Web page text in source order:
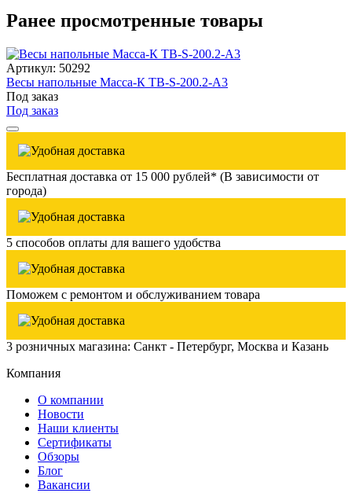
Ранее просмотренные товары
Артикул: 50292
Весы напольные Масса-К TB-S-200.2-A3
Под заказ
Под заказ
Бесплатная доставка от 15 000 рублей* (В зависимости от
города)
5 способов оплаты для вашего удобства
Поможем с ремонтом и обслуживанием товара
3 розничных магазина: Санкт - Петербург, Москва и Казань
Компания
О компании
Новости
Наши клиенты
Сертификаты
Обзоры
Блог
Вакансии